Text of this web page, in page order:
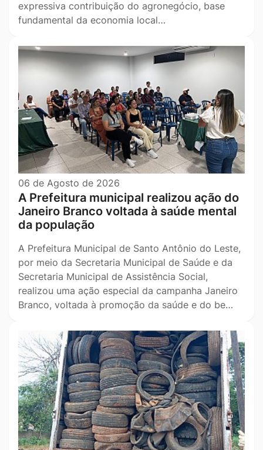
expressiva contribuição do agronegócio, base
fundamental da economia local…
06 de Agosto de 2026
A Prefeitura municipal realizou ação do
Janeiro Branco voltada à saúde mental
da população
A Prefeitura Municipal de Santo Antônio do Leste,
por meio da Secretaria Municipal de Saúde e da
Secretaria Municipal de Assistência Social,
realizou uma ação especial da campanha Janeiro
Branco, voltada à promoção da saúde e do be…